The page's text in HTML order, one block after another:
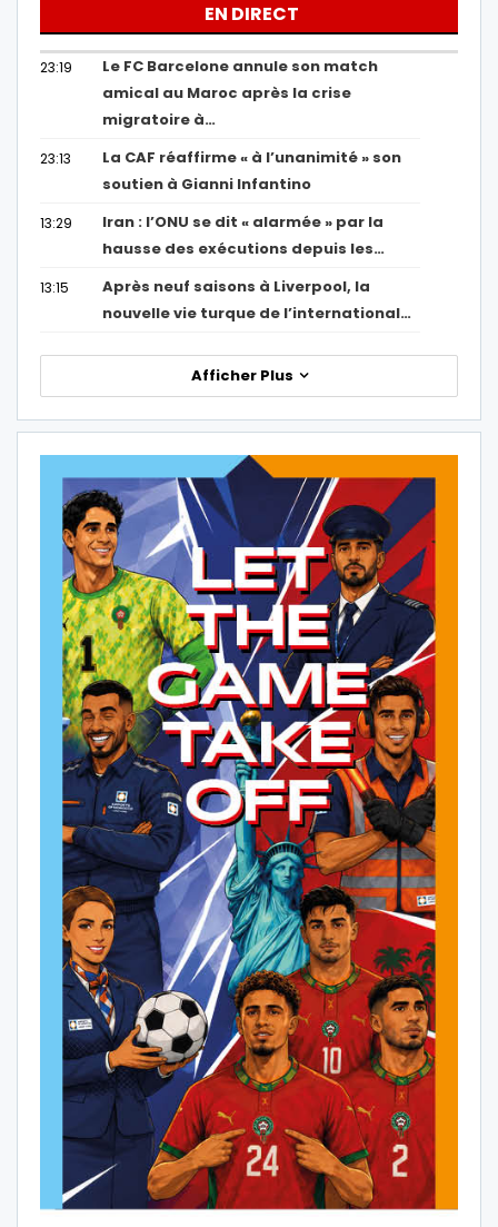
EN DIRECT
23:19
Le FC Barcelone annule son match
amical au Maroc après la crise
migratoire à…
23:13
La CAF réaffirme « à l’unanimité » son
soutien à Gianni Infantino
13:29
Iran : l’ONU se dit « alarmée » par la
hausse des exécutions depuis les…
13:15
Après neuf saisons à Liverpool, la
nouvelle vie turque de l’international…
Afficher Plus